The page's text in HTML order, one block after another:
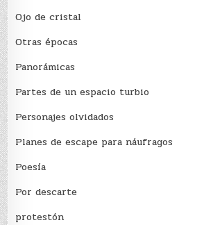
Ojo de cristal
Otras épocas
Panorámicas
Partes de un espacio turbio
Personajes olvidados
Planes de escape para náufragos
Poesía
Por descarte
protestón